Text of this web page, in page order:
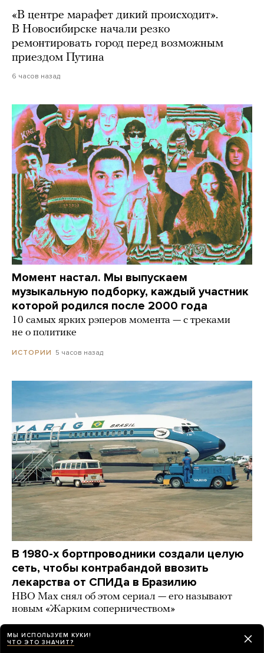
«В центре марафет дикий происходит».
В Новосибирске начали резко
ремонтировать город перед возможным
приездом Путина
6 часов назад
Момент настал. Мы выпускаем
музыкальную подборку, каждый участник
которой родился после 2000 года
10 самых ярких рэперов момента — с треками
не о политике
ИСТОРИИ 5 часов назад
В 1980-х бортпроводники создали целую
сеть, чтобы контрабандой ввозить
лекарства от СПИДа в Бразилию
HBO Max снял об этом сериал — его называют
новым «Жарким соперничеством»
МЫ ИСПОЛЬЗУЕМ КУКИ!
ЧТО ЭТО ЗНАЧИТ?